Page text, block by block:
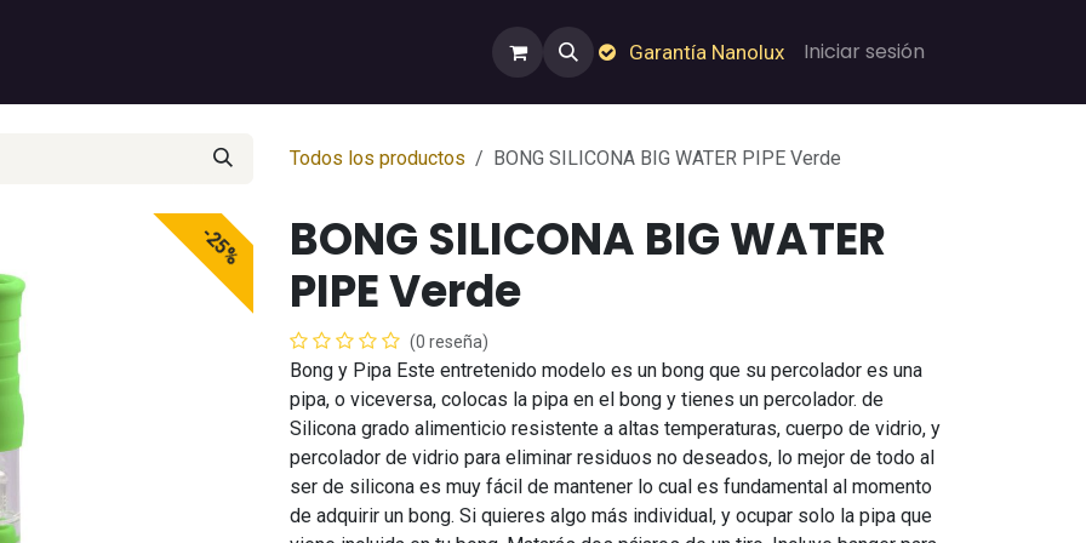
Sobre Nosotros Empleos Garantía de Nanolux
Garantía Nanolux Iniciar sesión
Todos los productos BONG SILICONA BIG WATER PIPE Verde
-25%
BONG SILICONA BIG WATER
PIPE Verde
(0 reseña)
Bong y Pipa Este entretenido modelo es un bong que su percolador es una
pipa, o viceversa, colocas la pipa en el bong y tienes un percolador. de
Silicona grado alimenticio resistente a altas temperaturas, cuerpo de vidrio, y
percolador de vidrio para eliminar residuos no deseados, lo mejor de todo al
ser de silicona es muy fácil de mantener lo cual es fundamental al momento
de adquirir un bong. Si quieres algo más individual, y ocupar solo la pipa que